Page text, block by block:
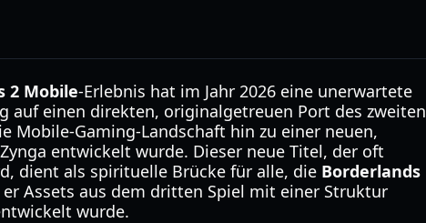
2 Mobile-Erlebnis hat im Jahr 2026 eine unerwartete
auf einen direkten, originalgetreuen Port des zweiten
Mobile-Gaming-Landschaft hin zu einer neuen,
entwickelt wurde. Dieser neue Titel, der oft
dient als spirituelle Brücke für alle, die Borderlands
Assets aus dem dritten Spiel mit einer Struktur
wurde.